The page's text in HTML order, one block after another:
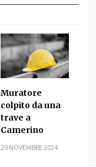
Muratore
colpito da una
trave a
Camerino
29 NOVEMBRE 2024